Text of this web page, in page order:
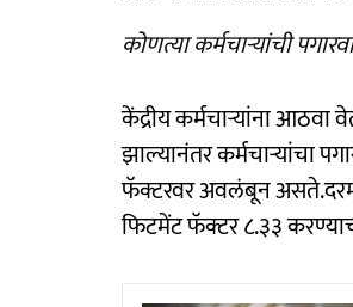
कोणत्या कर्मचाऱ्यांची
केंद्रीय कर्मचाऱ्यांना
झाल्यानंतर कर्मचाऱ्यांचा
फॅक्टरवर अवलंबून
फिटमेंट फॅक्टर ८.३३